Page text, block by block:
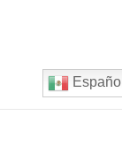
Español